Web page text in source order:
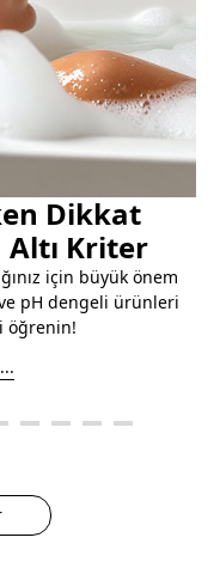
Dikkat
Altı Kriter
için büyük önem
pH dengeli ürünleri
öğrenin!